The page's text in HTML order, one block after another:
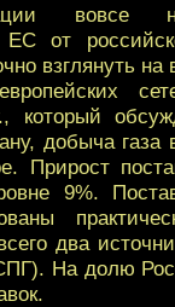
вовсе
ЕС от
взглянуть
который
добыча
Прирост
9%.
два
На долю